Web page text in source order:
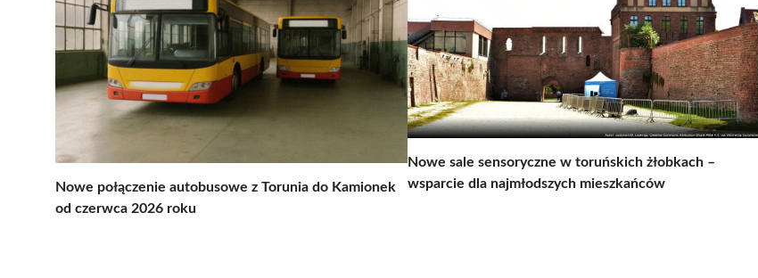
Nowe połączenie autobusowe z Torunia do Kamionek
od czerwca 2026 roku
Nowe sale sensoryczne w toruńskich żłobkach –
wsparcie dla najmłodszych mieszkańców